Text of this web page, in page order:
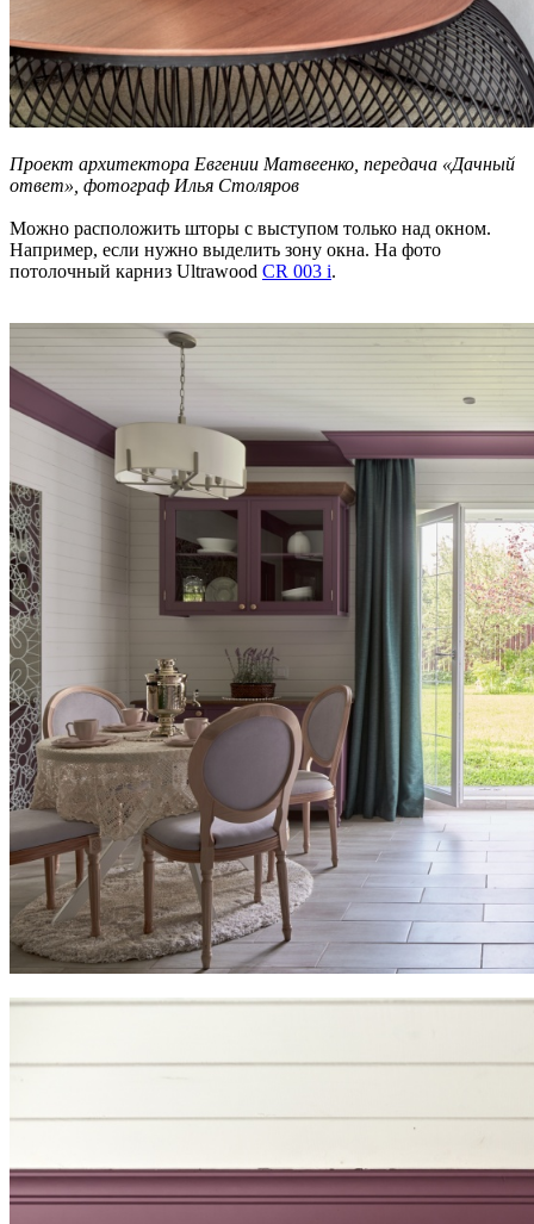
Проект архитектора Евгении Матвеенко, передача «Дачный
ответ», фотограф Илья Столяров
Можно расположить шторы с выступом только над окном.
Например, если нужно выделить зону окна. На фото
потолочный карниз Ultrawood CR 003 i.